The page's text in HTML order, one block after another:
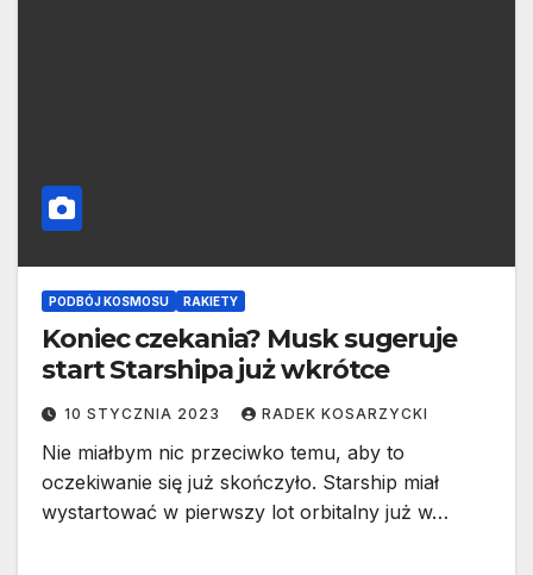
PODBÓJ KOSMOSU RAKIETY
Koniec czekania? Musk sugeruje
start Starshipa już wkrótce
10 STYCZNIA 2023 RADEK KOSARZYCKI
Nie miałbym nic przeciwko temu, aby to
oczekiwanie się już skończyło. Starship miał
wystartować w pierwszy lot orbitalny już w…